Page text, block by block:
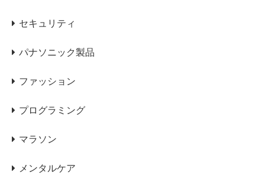
セキュリティ
パナソニック製品
ファッション
プログラミング
マラソン
メンタルケア